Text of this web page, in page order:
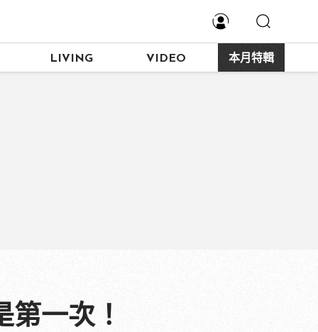
LIVING VIDEO 本月特輯
一次！